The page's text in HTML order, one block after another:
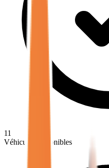
11
Véhicules disponibles